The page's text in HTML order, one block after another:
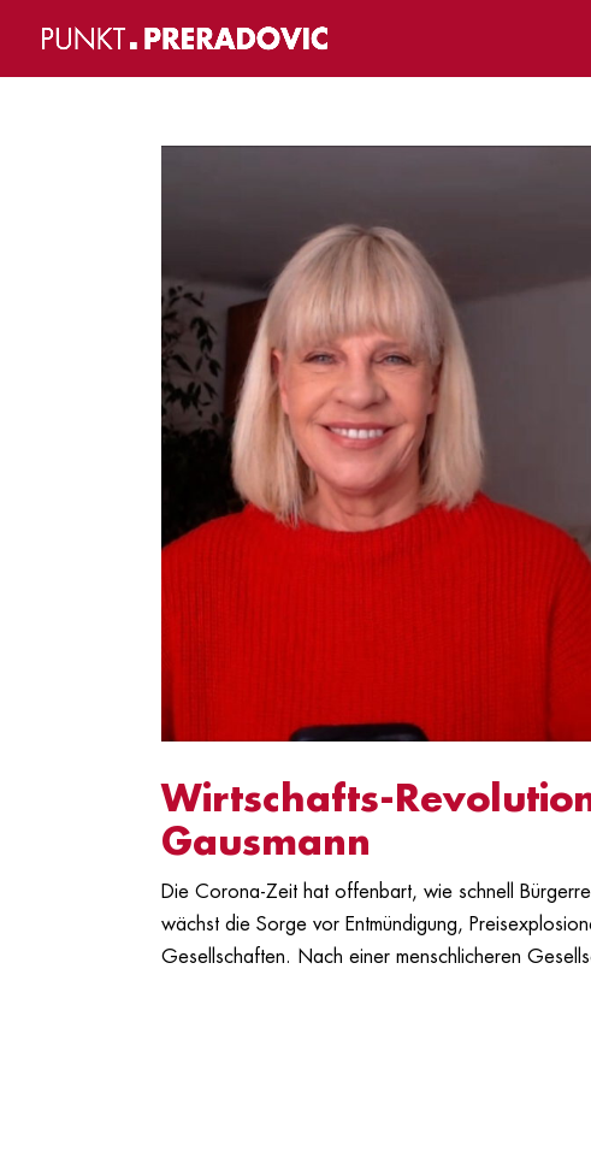
Wirtschafts-
Gausmann
Die Corona-Zeit hat offenbart, wie schnell
wächst die Sorge vor Entmündigung,
Gesellschaften. Nach einer menschlicheren